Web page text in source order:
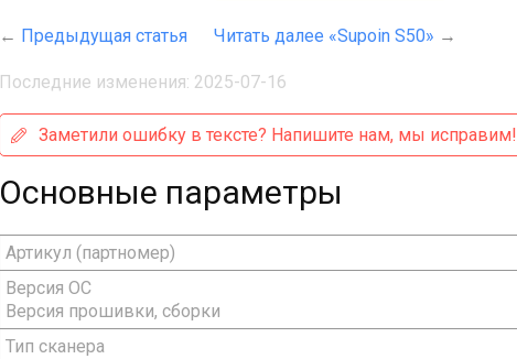
← Предыдущая статья Читать далее «Supoin S50» →
Последние изменения: 2025-07-16
Заметили ошибку в тексте? Напишите нам, мы исправим!
Основные параметры
Артикул (партномер)
Версия ОС
Версия прошивки, сборки
Тип сканера